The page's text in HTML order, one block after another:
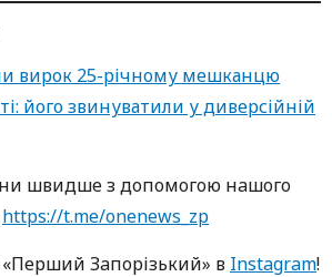
вирок 25-річному мешканцю
його звинуватили у диверсійній
швидше з дoпoмoгoю нaшoгo
https://t.me/onenews_zp
Зaпoрізький» в Instagram!